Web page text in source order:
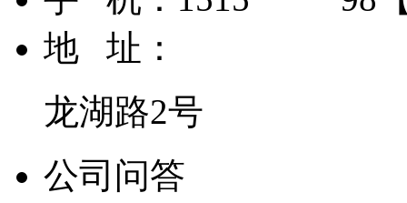
地 址：
龙湖路2号
公司问答